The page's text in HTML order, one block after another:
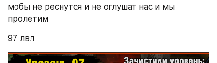
мобы не реснутся и не оглушат нас и мы
пролетим
97 лвл